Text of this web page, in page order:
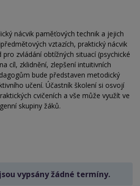
nácvik paměťových technik a jejich
vztazích, praktický nácvik
zvládání obtížných situací (psychické
cíl, zklidnění, zlepšení intuitivních
bude představen metodický
učení. Účastník školení si osvojí
cvičeních a vše může využít ve
skupiny žáků.
vypsány žádné termíny.